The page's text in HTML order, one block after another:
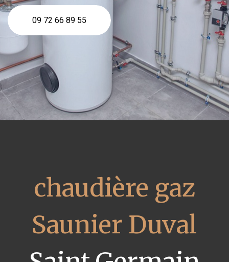
09 72 66 89 55
chaudière gaz
Saunier Duval